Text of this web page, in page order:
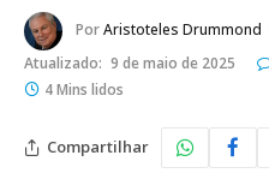
PorAristoteles Drummond
Atualizado: 9 de maio de 2025
4 Mins lidos
Compartilhar